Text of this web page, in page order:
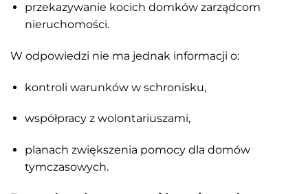
przekazywanie kocich domków zarządcom
nieruchomości.
W odpowiedzi nie ma jednak informacji o:
kontroli warunków w schronisku,
współpracy z wolontariuszami,
planach zwiększenia pomocy dla domów
tymczasowych.